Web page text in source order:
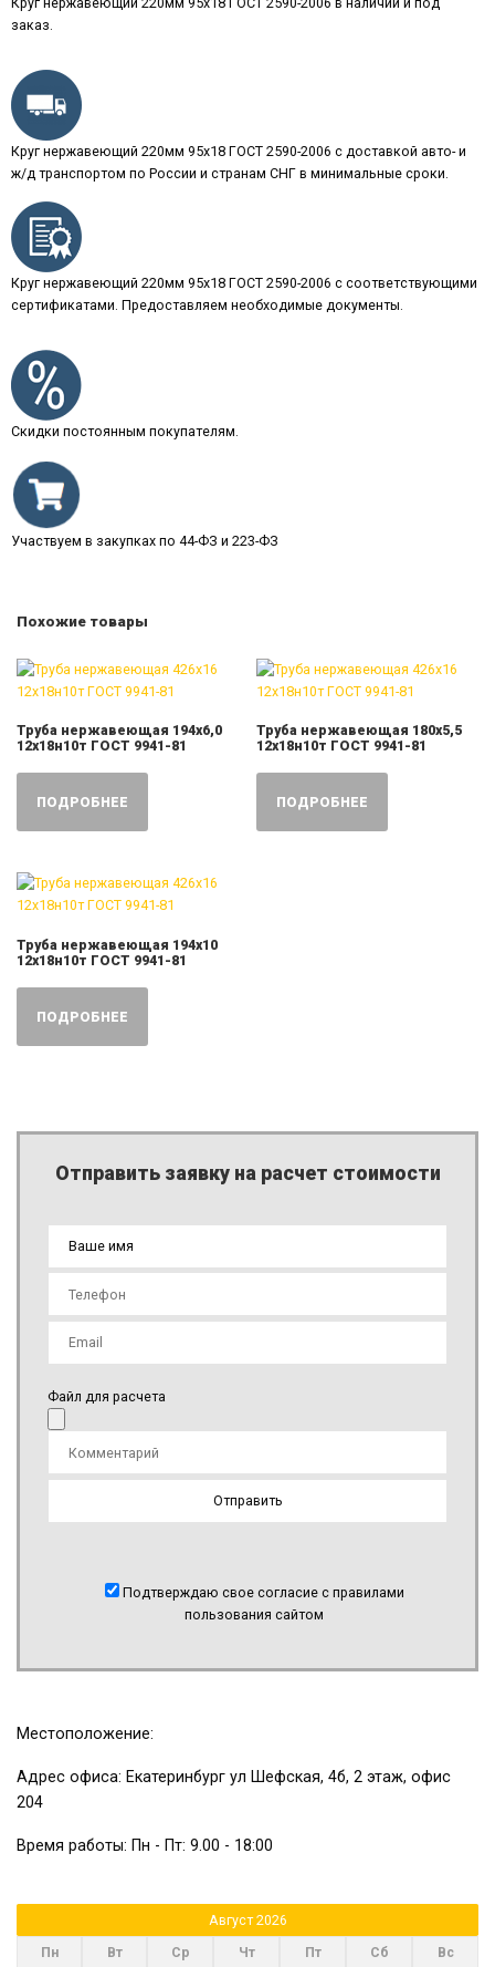
заказ.
Круг нержавеющий 220мм 95х18 ГОСТ 2590-2006 с доставкой авто- и
ж/д транспортом по России и странам СНГ в минимальные сроки.
Круг нержавеющий 220мм 95х18 ГОСТ 2590-2006 с соответствующими
сертификатами. Предоставляем необходимые документы.
Скидки постоянным покупателям.
Участвуем в закупках по 44-ФЗ и 223-ФЗ
Похожие товары
Труба нержавеющая 194х6,0
12х18н10т ГОСТ 9941-81
ПОДРОБНЕЕ
Труба нержавеющая 180х5,5
12х18н10т ГОСТ 9941-81
ПОДРОБНЕЕ
Труба нержавеющая 194х10
12х18н10т ГОСТ 9941-81
ПОДРОБНЕЕ
Отправить заявку на расчет стоимости
Файл для расчета
Подтверждаю свое согласие с правилами
пользования сайтом
Местоположение:
Адрес офиса: Екатеринбург ул Шефская, 4б, 2 этаж, офис
204
Время работы: Пн - Пт: 9.00 - 18:00
Август 2026
Пн
Вт Ср Чт Пт Сб
Вс